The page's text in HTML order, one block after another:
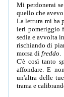
Mi perdonerai
quello che avevo
La lettura mi ha
ieri pomeriggio
sedia e avvolta
rischiando di
morsa di freddo
C'è così tanto
affondare. E
un'altra delle
trama e